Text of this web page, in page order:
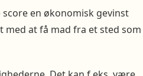
en økonomisk gevinst
med at få mad fra et sted som